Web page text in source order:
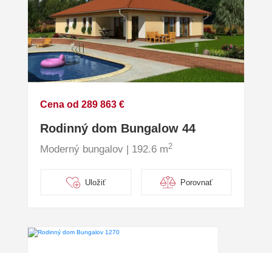
Cena od 289 863 €
Rodinný dom Bungalow 44
Moderný bungalov | 192.6 m2
Uložiť Porovnať